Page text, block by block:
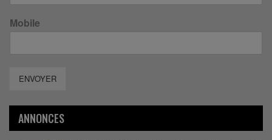
Mobile
ENVOYER
ANNONCES